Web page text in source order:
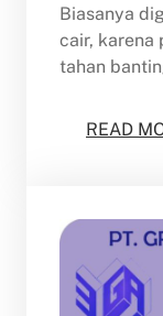
Biasanya
cair, karena
tahan
READ